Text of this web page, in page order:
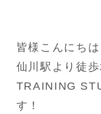
皆様こんにちは
仙川駅より徒
TRAINING
す！